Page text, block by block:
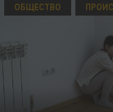
ОБЩЕСТВО